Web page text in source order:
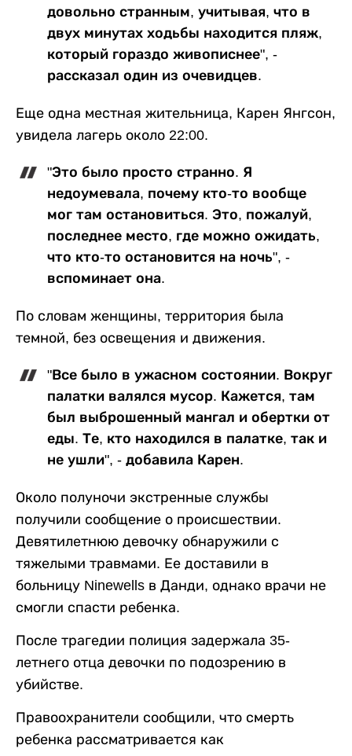
довольно странным, учитывая, что в
двух минутах ходьбы находится пляж,
который гораздо живописнее", -
рассказал один из очевидцев.
Еще одна местная жительница, Карен Янгсон,
увидела лагерь около 22:00.
"Это было просто странно. Я
недоумевала, почему кто-то вообще
мог там остановиться. Это, пожалуй,
последнее место, где можно ожидать,
что кто-то остановится на ночь", -
вспоминает она.
По словам женщины, территория была
темной, без освещения и движения.
"Все было в ужасном состоянии. Вокруг
палатки валялся мусор. Кажется, там
был выброшенный мангал и обертки от
еды. Те, кто находился в палатке, так и
не ушли", - добавила Карен.
Около полуночи экстренные службы
получили сообщение о происшествии.
Девятилетнюю девочку обнаружили с
тяжелыми травмами. Ее доставили в
больницу Ninewells в Данди, однако врачи не
смогли спасти ребенка.
После трагедии полиция задержала 35-
летнего отца девочки по подозрению в
убийстве.
Правоохранители сообщили, что смерть
ребенка рассматривается как